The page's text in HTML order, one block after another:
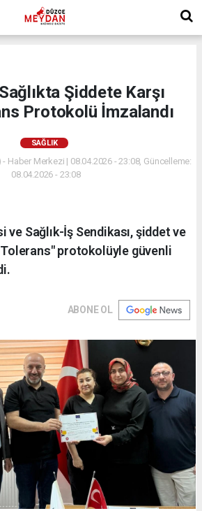
Şiddete Karşı
Protokolü İmzalandı
SAĞLIK
Haber Merkezi | 08.04.2026 - 23:08, Güncelleme:
08.04.2026 - 23:08
ve Sağlık-İş Sendikası, şiddet ve
Tolerans" protokolüyle güvenli
ABONE OL